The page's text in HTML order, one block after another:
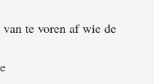
te voren af wie de